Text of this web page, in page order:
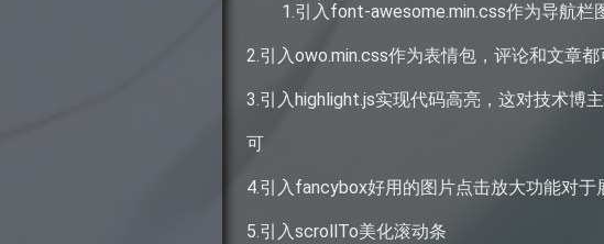
1.引入font-awesome.min.css作为导航栏
2.引入owo.min.css作为表情包，评论和文章都
3.引入highlight.js实现代码高亮，这对技术博
可
4.引入fancybox好用的图片点击放大功能对
5.引入scrollTo美化滚动条